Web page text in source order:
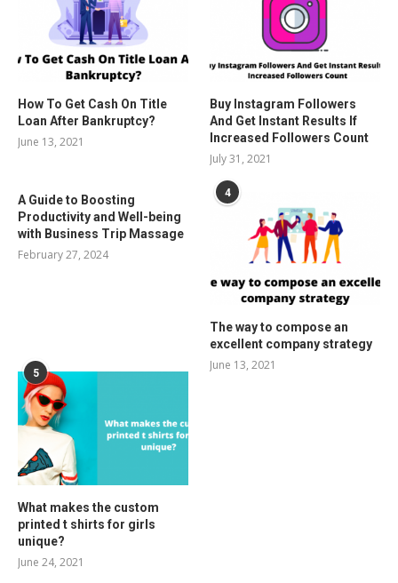
How To Get Cash On Title
Loan After Bankruptcy?
June 13, 2021
Buy Instagram Followers
And Get Instant Results If
Increased Followers Count
July 31, 2021
A Guide to Boosting
Productivity and Well-being
with Business Trip Massage
February 27, 2024
4
The way to compose an
excellent company strategy
June 13, 2021
5
What makes the custom
printed t shirts for girls
unique?
June 24, 2021